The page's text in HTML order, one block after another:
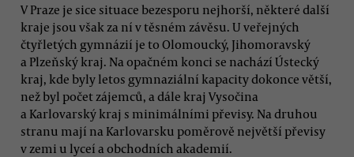
V Praze je sice situace bezesporu nejhorší, některé další
kraje jsou však za ní v těsném závěsu. U veřejných
čtyřletých gymnázií je to Olomoucký, Jihomoravský
a Plzeňský kraj. Na opačném konci se nachází Ústecký
kraj, kde byly letos gymnaziální kapacity dokonce větší,
než byl počet zájemců, a dále kraj Vysočina
a Karlovarský kraj s minimálními převisy. Na druhou
stranu mají na Karlovarsku poměrově největší převisy
v zemi u lyceí a obchodních akademií.